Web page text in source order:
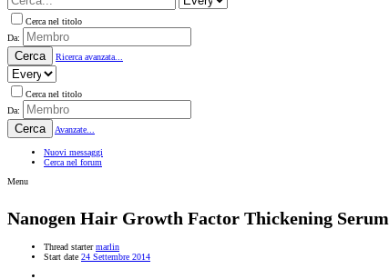
Cerca nel titolo
Da:
Cerca Ricerca avanzata...
Cerca nel titolo
Da:
Cerca Avanzate...
Nuovi messaggi
Cerca nel forum
Menu
Nanogen Hair Growth Factor Thickening Serum
Thread starter marlin
Start date 24 Settembre 2014